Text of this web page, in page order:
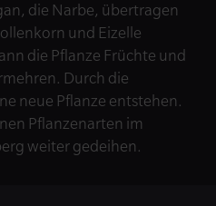
die Narbe, übertragen
und Eizelle
die Pflanze Früchte und
Durch die
neue Pflanze entstehen.
Pflanzenarten im
weiter gedeihen.